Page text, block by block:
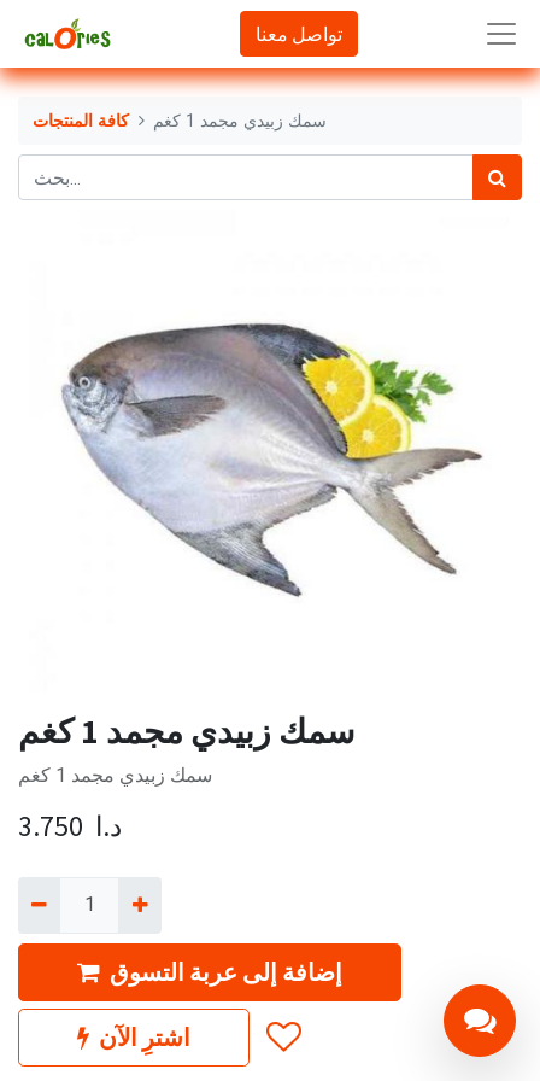
تواصل معنا
كافة المنتجات سمك زبيدي مجمد 1 كغم
سمك زبيدي مجمد 1 كغم
سمك زبيدي مجمد 1 كغم
3.750 د.ا
إضافة إلى عربة التسوق
اشترِ الآن